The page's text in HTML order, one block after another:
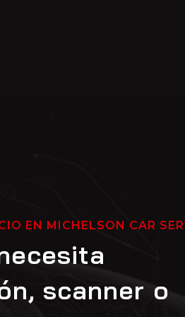
EN MICHELSON CAR
scanner o